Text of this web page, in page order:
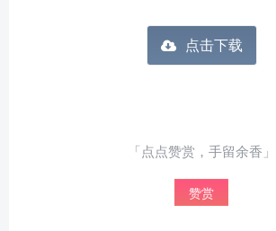
点击下载
「点点赞赏，手留余香」
赞赏